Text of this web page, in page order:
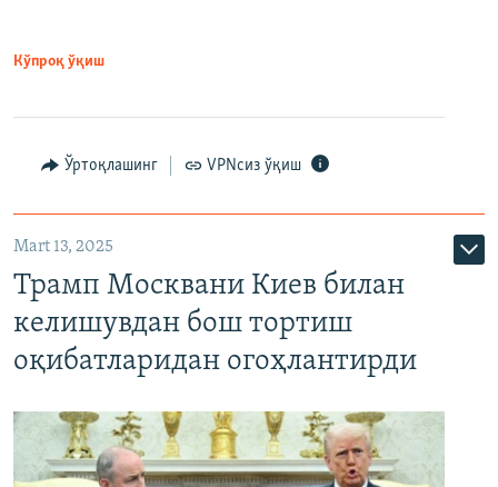
Кўпроқ ўқиш
Ўртоқлашинг VPNсиз ўқиш
Mart 13, 2025
Трамп Москвани Киев билан
келишувдан бош тортиш
оқибатларидан огоҳлантирди